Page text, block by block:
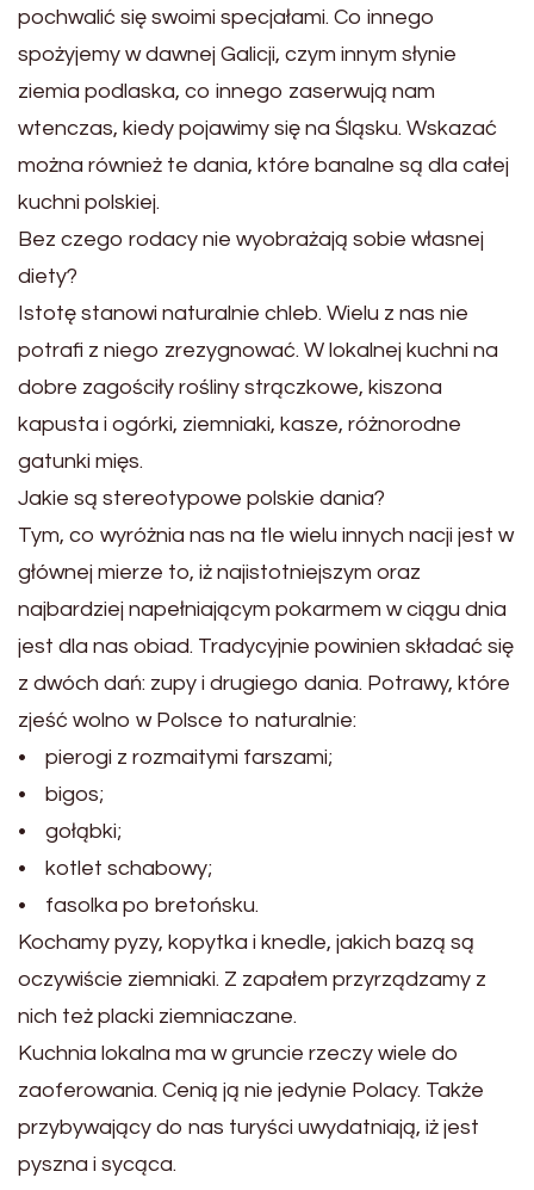
pochwalić się swoimi specjałami. Co innego
spożyjemy w dawnej Galicji, czym innym słynie
ziemia podlaska, co innego zaserwują nam
wtenczas, kiedy pojawimy się na Śląsku. Wskazać
można również te dania, które banalne są dla całej
kuchni polskiej.
Bez czego rodacy nie wyobrażają sobie własnej
diety?
Istotę stanowi naturalnie chleb. Wielu z nas nie
potrafi z niego zrezygnować. W lokalnej kuchni na
dobre zagościły rośliny strączkowe, kiszona
kapusta i ogórki, ziemniaki, kasze, różnorodne
gatunki mięs.
Jakie są stereotypowe polskie dania?
Tym, co wyróżnia nas na tle wielu innych nacji jest w
głównej mierze to, iż najistotniejszym oraz
najbardziej napełniającym pokarmem w ciągu dnia
jest dla nas obiad. Tradycyjnie powinien składać się
z dwóch dań: zupy i drugiego dania. Potrawy, które
zjeść wolno w Polsce to naturalnie:
• pierogi z rozmaitymi farszami;
• bigos;
• gołąbki;
• kotlet schabowy;
• fasolka po bretońsku.
Kochamy pyzy, kopytka i knedle, jakich bazą są
oczywiście ziemniaki. Z zapałem przyrządzamy z
nich też placki ziemniaczane.
Kuchnia lokalna ma w gruncie rzeczy wiele do
zaoferowania. Cenią ją nie jedynie Polacy. Także
przybywający do nas turyści uwydatniają, iż jest
pyszna i sycąca.